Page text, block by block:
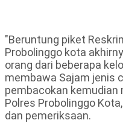
"Beruntung piket
Probolinggo kota
orang dari beberapa
membawa Sajam jenis
pembacokan
Polres Probolinggo
dan pemeriksaan.